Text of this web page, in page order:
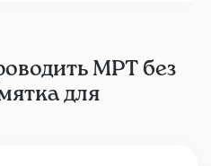
МРТ без
для